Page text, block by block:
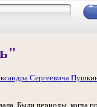
Сергеевича
Были периоды, когда